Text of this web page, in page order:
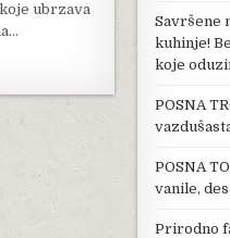
ubrzava
NA VEŠ MAŠINI KOJE POKREĆE PROGRAM
Savršene
kuhinje!
koje
POSNA
POSNA
vanile,
Prirodno